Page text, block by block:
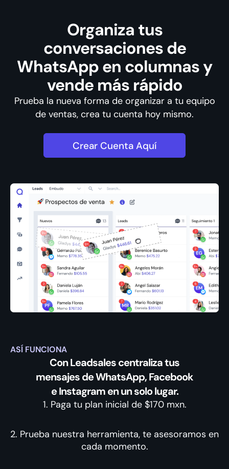
Organiza tus
conversaciones de
WhatsApp en columnas y
vende más rápido
Prueba la nueva forma de organizar a tu equipo
de ventas, crea tu cuenta hoy mismo.
Crear Cuenta Aquí
ASÍ FUNCIONA
Con Leadsales centraliza tus
mensajes de WhatsApp, Facebook
e Instagram en un solo lugar.
1. Paga tu plan inicial de $170 mxn.
2. Prueba nuestra herramienta, te asesoramos en
cada momento.